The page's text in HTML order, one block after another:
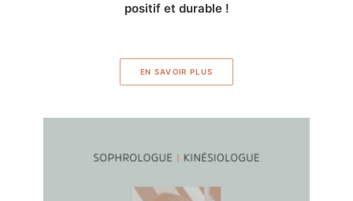
positif et durable !
EN SAVOIR PLUS